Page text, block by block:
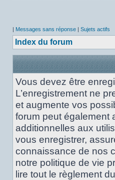
| Messages sans réponse | Sujets actifs
Index du forum
Vous devez être
L’enregistrement ne
et augmente vos
forum peut également
additionnelles aux
vous enregistrer,
connaissance de nos
notre politique de vie
lire tout le règlement